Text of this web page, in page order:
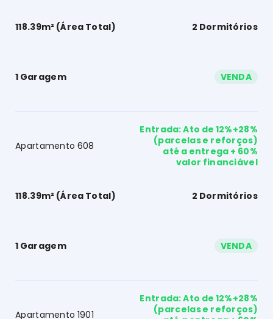
118.39m² (Área Total) 2 Dormitórios
1 Garagem VENDA
Apartamento 608
118.39m² (Área Total) 2 Dormitórios
1 Garagem
Entrada: Ato de 12%+28%
(parcelas e reforços)
até a entrega + 60%
valor financiável
VENDA
Apartamento 1901
Entrada: Ato de 12%+28%
(parcelas e reforços)